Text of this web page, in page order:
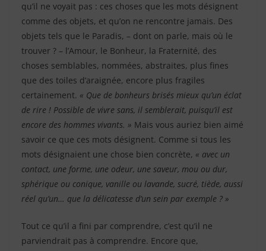
qu’il ne voyait pas : ces choses que les mots désignent
comme des objets, et qu’on ne rencontre jamais. Des
objets tels que le Paradis, – dont on parle, mais où le
trouver ? – l’Amour, le Bonheur, la Fraternité, des
choses semblables, nommées, abstraites, plus fines
que des toiles d’araignée, encore plus fragiles
certainement. « Que de bonheurs brisés mieux qu’un éclat
de rire ! Possible de vivre sans, il semblerait, puisqu’il est
encore des hommes vivants. » Mais vous auriez bien aimé
savoir ce que ces mots désignent. Comme si tous les
mots désignaient une chose bien concrète, « avec un
contact, une forme, une odeur, une saveur, mou ou dur,
sphérique ou conique, vanille ou lavande, sucré, tiède, aussi
réel qu’un… que la délicatesse d’un sein par exemple ? »
Tout ce qu’il a fini par comprendre, c’est qu’il ne
parviendrait pas à comprendre. Encore que,